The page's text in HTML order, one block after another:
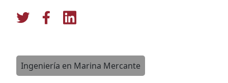
Ingeniería en Marina Mercante